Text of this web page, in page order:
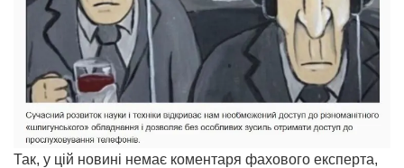
Так, у цій новині немає коментаря фахового експерта,